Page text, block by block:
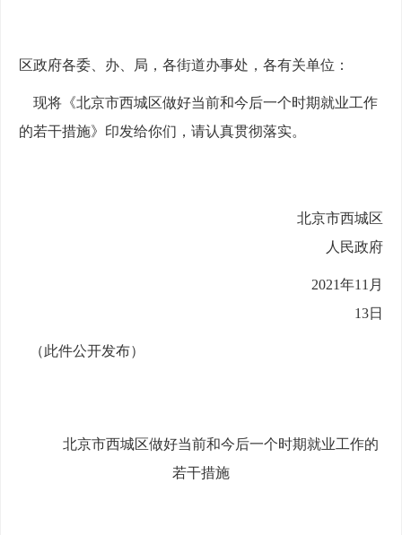
区政府各委、办、局，各街道办事处，各有关单位：
现将《北京市西城区做好当前和今后一个时期就业工作
的若干措施》印发给你们，请认真贯彻落实。
北京市西城区
人民政府
2021年11月
13日
（此件公开发布）
北京市西城区做好当前和今后一个时期就业工作的
若干措施